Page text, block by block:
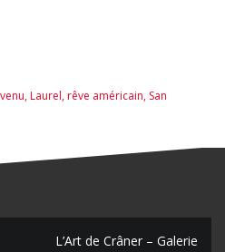
,Laurel,rêve américain, San
L’Art de Crâner – Galerie